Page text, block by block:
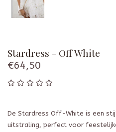
Stardress - Off White
€64,50
De Stardress Off-White is een
uitstraling, perfect voor